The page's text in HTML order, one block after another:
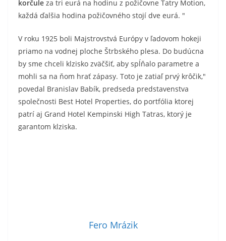
korčule za tri eurá na hodinu z požičovne Tatry Motion,
každá ďalšia hodina požičovného stojí dve eurá. "
V roku 1925 boli Majstrovstvá Európy v ľadovom hokeji
priamo na vodnej ploche Štrbského plesa. Do budúcna
by sme chceli klzisko zväčšiť, aby spĺňalo parametre a
mohli sa na ňom hrať zápasy. Toto je zatiaľ prvý krôčik,"
povedal Branislav Babík, predseda predstavenstva
společnosti Best Hotel Properties, do portfólia ktorej
patrí aj Grand Hotel Kempinski High Tatras, ktorý je
garantom klziska.
Fero Mrázik